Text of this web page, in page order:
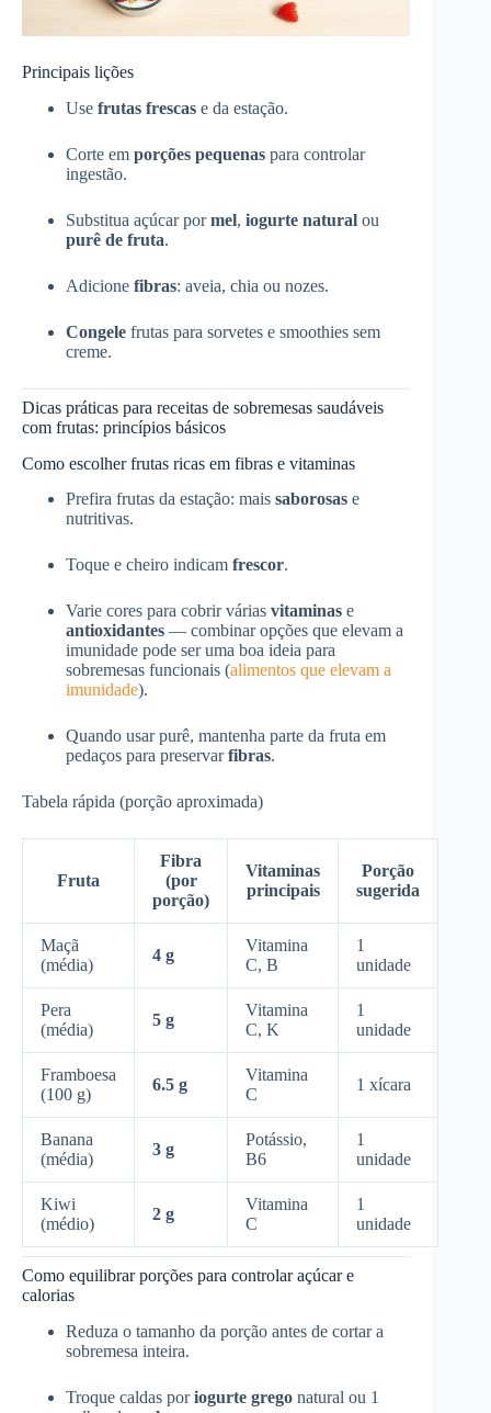
Principais lições
Use frutas frescas e da estação.
Corte em porções pequenas para controlar
ingestão.
Substitua açúcar pormel, iogurte natural ou
purê de fruta.
Adicione fibras: aveia, chia ou nozes.
Congele frutas para sorvetes e smoothies sem
creme.
Dicas práticas para receitas de sobremesas saudáveis
com frutas: princípios básicos
Como escolher frutas ricas em fibras e vitaminas
Prefira frutas da estação: mais saborosas e
nutritivas.
Toque e cheiro indicam frescor.
Varie cores para cobrir várias vitaminas e
antioxidantes — combinar opções que elevam a
imunidade pode ser uma boa ideia para
sobremesas funcionais (alimentos que elevam a
imunidade).
Quando usar purê, mantenha parte da fruta em
pedaços para preservarfibras.
Tabela rápida (porção aproximada)
Fruta
Fibra
(por
porção)
Vitaminas
principais
Porção
sugerida
Maçã
(média)
4 g
Vitamina
C, B
1
unidade
Pera
(média)
5 g
Vitamina
C, K
1
unidade
Framboesa
(100 g)
6.5 g
Vitamina
C
1 xícara
Banana
(média)
3 g
Potássio,
B6
1
unidade
Kiwi
(médio)
2 g
Vitamina
C
1
unidade
Como equilibrar porções para controlar açúcar e
calorias
Reduza o tamanho da porção antes de cortar a
sobremesa inteira.
Troque caldas poriogurte grego natural ou 1